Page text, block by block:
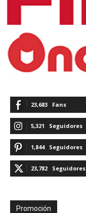
23,683 Fans
5,321 Seguidores
1,844 Seguidores
23,782 Seguidores
Promoción